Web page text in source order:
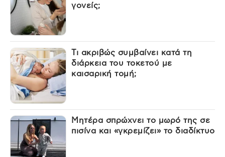
γονείς;
Τι ακριβώς συμβαίνει κατά τη
διάρκεια του τοκετού με
καισαρική τομή;
Μητέρα σπρώχνει το μωρό της σε
πισίνα και «γκρεμίζει» το διαδίκτυο